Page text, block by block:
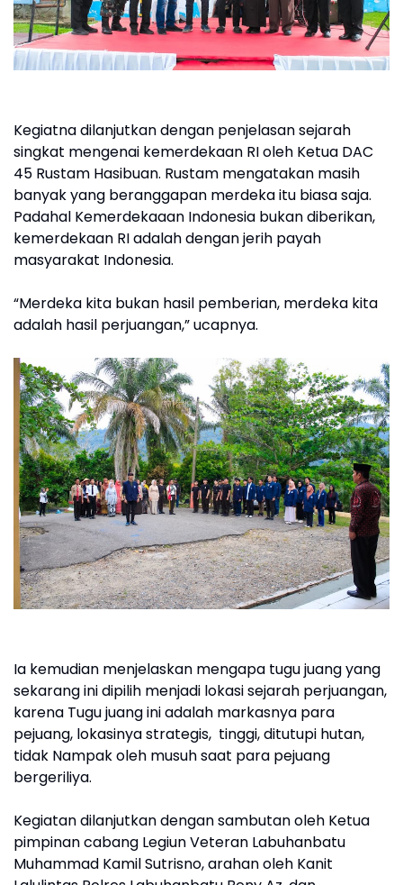
Kegiatna dilanjutkan dengan penjelasan sejarah
singkat mengenai kemerdekaan RI oleh Ketua DAC
45 Rustam Hasibuan. Rustam mengatakan masih
banyak yang beranggapan merdeka itu biasa saja.
Padahal Kemerdekaaan Indonesia bukan diberikan,
kemerdekaan RI adalah dengan jerih payah
masyarakat Indonesia.
“Merdeka kita bukan hasil pemberian, merdeka kita
adalah hasil perjuangan,” ucapnya.
Ia kemudian menjelaskan mengapa tugu juang yang
sekarang ini dipilih menjadi lokasi sejarah perjuangan,
karena Tugu juang ini adalah markasnya para
pejuang, lokasinya strategis, tinggi, ditutupi hutan,
tidak Nampak oleh musuh saat para pejuang
bergeriliya.
Kegiatan dilanjutkan dengan sambutan oleh Ketua
pimpinan cabang Legiun Veteran Labuhanbatu
Muhammad Kamil Sutrisno, arahan oleh Kanit